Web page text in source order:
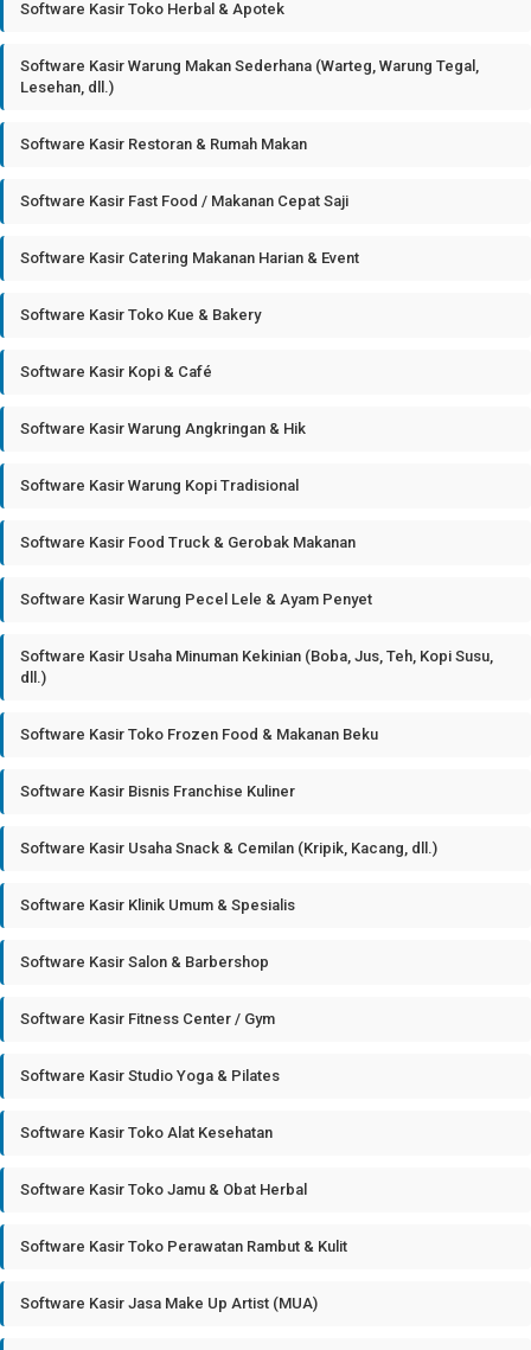
Software Kasir Toko Herbal & Apotek
Software Kasir Warung Makan Sederhana (Warteg, Warung Tegal,
Lesehan, dll.)
Software Kasir Restoran & Rumah Makan
Software Kasir Fast Food / Makanan Cepat Saji
Software Kasir Catering Makanan Harian & Event
Software Kasir Toko Kue & Bakery
Software Kasir Kopi & Café
Software Kasir Warung Angkringan & Hik
Software Kasir Warung Kopi Tradisional
Software Kasir Food Truck & Gerobak Makanan
Software Kasir Warung Pecel Lele & Ayam Penyet
Software Kasir Usaha Minuman Kekinian (Boba, Jus, Teh, Kopi Susu,
dll.)
Software Kasir Toko Frozen Food & Makanan Beku
Software Kasir Bisnis Franchise Kuliner
Software Kasir Usaha Snack & Cemilan (Kripik, Kacang, dll.)
Software Kasir Klinik Umum & Spesialis
Software Kasir Salon & Barbershop
Software Kasir Fitness Center / Gym
Software Kasir Studio Yoga & Pilates
Software Kasir Toko Alat Kesehatan
Software Kasir Toko Jamu & Obat Herbal
Software Kasir Toko Perawatan Rambut & Kulit
Software Kasir Jasa Make Up Artist (MUA)